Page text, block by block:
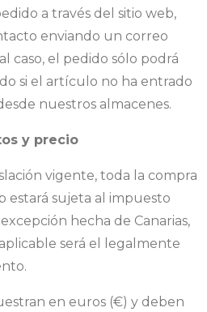
a través del sitio web,
enviando un correo
caso, el pedido sólo podrá
si el artículo no ha entrado
nuestros almacenes.
y precio
vigente, toda la compra
estará sujeta al impuesto
hecha de Canarias,
será el legalmente
en euros (€) y deben